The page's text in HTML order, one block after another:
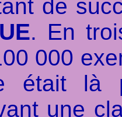
de
. En
000
était là
une